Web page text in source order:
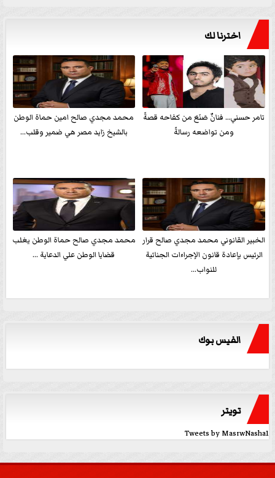
اخترنا لك
تامر حسني… فنانٌ صَنَعَ من كفاحه قصةً
ومن تواضعه رسالةً
محمد مجدي صالح امين حماة الوطن
بالشيخ زايد مصر هي ضمير وقلب...
الخبير القانوني محمد مجدي صالح قرار
الرئيس بإعادة قانون الإجراءات الجنائية
للنواب...
محمد مجدي صالح حماة الوطن يغلب
قضايا الوطن علي الدعاية ...
الفيس بوك
تويتر
Tweets by MasrwNasha1